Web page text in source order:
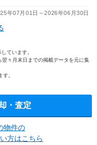
年07月01日～2026年06月30日
ています。
々月末日までの掲載データを元に集
。
・査定
物件の
方はこちら